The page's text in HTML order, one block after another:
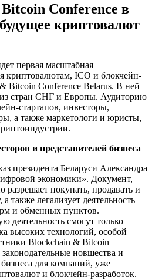
Conference в
криптовалют
первая масштабная
криптовалютам, ICO и блокчейн-
Bitcoin Conference Belarus. В ней
из стран СНГ и Европы. Аудиторию
стартапов, инвесторы,
а также маркетологи и юристы,
и представителей бизнеса
президента Беларуси Александра
экономики». Документ,
разрешает покупать, продавать и
также легализует деятельность
и обменных пунктов.
деятельность смогут только
высоких технологий, особой
Blockchain & Bitcoin
новшества и
для компаний, уже
и блокчейн-разработок.